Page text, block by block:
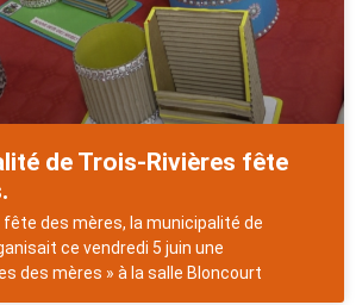
de Trois-Rivières fête
fête des mères, la municipalité de
ce vendredi 5 juin une
des mères » à la salle Bloncourt